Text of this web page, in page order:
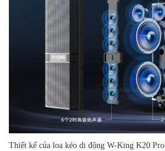
Thiết kế của loa kéo di động W-King K20 Pro